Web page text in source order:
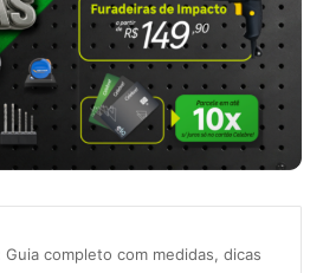
completo com medidas, dicas